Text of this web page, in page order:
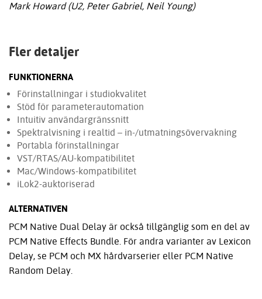
Mark Howard (U2, Peter Gabriel, Neil Young)
Fler detaljer
FUNKTIONERNA
Förinstallningar i studiokvalitet
Stöd för parameterautomation
Intuitiv användargränssnitt
Spektralvisning i realtid – in-/utmatningsövervakning
Portabla förinstallningar
VST/RTAS/AU-kompatibilitet
Mac/Windows-kompatibilitet
iLok2-auktoriserad
ALTERNATIVEN
PCM Native Dual Delay är också tillgänglig som en del av
PCM Native Effects Bundle. För andra varianter av Lexicon
Delay, se PCM och MX hårdvarserier eller PCM Native
Random Delay.